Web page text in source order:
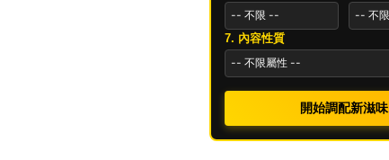
7. 內容性質
開始調配新滋味